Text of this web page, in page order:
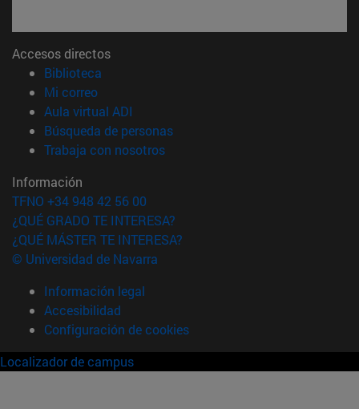
Accesos directos
Biblioteca
Mi correo(abre en nueva ventana)
Aula virtual ADI
Búsqueda de personas(abre en nueva ventana)
Trabaja con nosotros(abre en nueva ventana)
Información
TFNO +34 948 42 56 00
¿QUÉ GRADO TE INTERESA?
¿QUÉ MÁSTER TE INTERESA?
© Universidad de Navarra
Información legal
Accesibilidad
Configuración de cookies
Localizador de campus